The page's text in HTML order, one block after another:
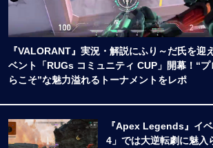
『VALORANT』実況・解説にふり～だ氏を迎
ベント「RUGs コミュニティ CUP」開幕！“
らこそ”な魅力溢れるトーナメントをレポ
『Apex Legends』イ
4」では大逆転劇に魅入